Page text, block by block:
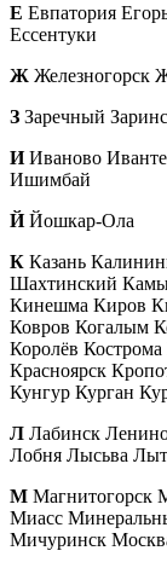
Е Евпатория
Ессентуки
Ж Железногорск
З Заречный
ИИваново
Ишимбай
ЙЙошкар-Ола
К Казань
Шахтинский
Кинешма Киров
Ковров Когалым
Королёв
Красноярск
Кунгур Курган
Л Лабинск
Лобня Лысьва
М Магнитогорск
Миасс
Мичуринск